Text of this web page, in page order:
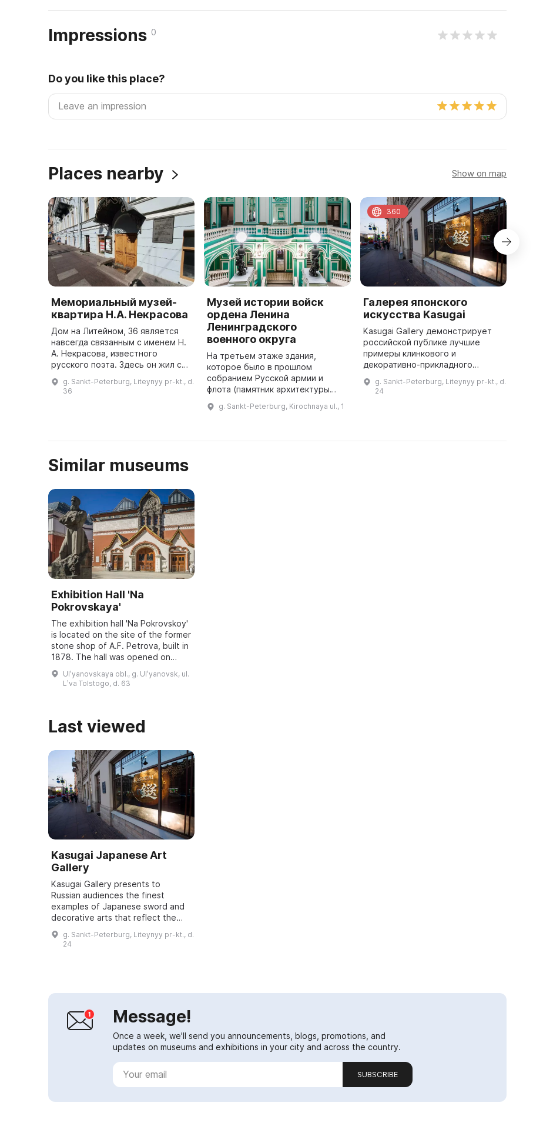
Impressions 0
Do you like this place?
Places nearby Show on map
Мемориальный музей-
квартира Н.А. Некрасова
Дом на Литейном, 36 является
навсегда связанным с именем Н.
А. Некрасова, известного
русского поэта. Здесь он жил с
комнатах была редакция двух
g. Sankt-Peterburg, Liteynyy pr-kt., d.
36
Музей истории войск
ордена Ленина
Ленинградского
военного округа
На третьем этаже здания,
которое было в прошлом
собранием Русской армии и
флота (памятник архитектуры
находится Музей истории войск
g. Sankt-Peterburg, Kirochnaya ul., 1
Галерея японского
искусства Kasugai
Kasugai Gallery демонстрирует
российской публике лучшие
примеры клинкового и
декоративно-прикладного
отражают ценности и идеалы
g. Sankt-Peterburg, Liteynyy pr-kt., d.
24
360
Similar museums
Exhibition Hall 'Na
Pokrovskaya'
The exhibition hall 'Na Pokrovskoy'
is located on the site of the former
stone shop of A.F. Petrova, built in
1878. The hall was opened on
March 6, 2001, and underwent
reconstruction and modernization
Ulʹyanovskaya obl., g. Ulʹyanovsk, ul.
Lʹva Tolstogo, d. 63
Last viewed
Kasugai Japanese Art
Gallery
Kasugai Gallery presents to
Russian audiences the finest
examples of Japanese sword and
decorative arts that reflect the
values and ideals of the Japanese
warrior aristocracy and their
g. Sankt-Peterburg, Liteynyy pr-kt., d.
24
Message!
Once a week, we'll send you announcements, blogs, promotions, and
updates on museums and exhibitions in your city and across the country.
SUBSCRIBE